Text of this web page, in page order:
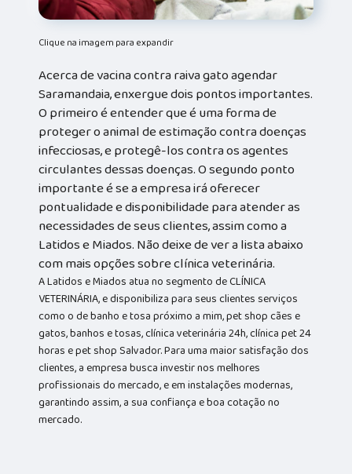
Clique na imagem para expandir
Acerca de vacina contra raiva gato agendar
Saramandaia, enxergue dois pontos importantes.
O primeiro é entender que é uma forma de
proteger o animal de estimação contra doenças
infecciosas, e protegê-los contra os agentes
circulantes dessas doenças. O segundo ponto
importante é se a empresa irá oferecer
pontualidade e disponibilidade para atender as
necessidades de seus clientes, assim como a
Latidos e Miados. Não deixe de ver a lista abaixo
com mais opções sobre clínica veterinária.
A Latidos e Miados atua no segmento de CLÍNICA
VETERINÁRIA, e disponibiliza para seus clientes serviços
como o de banho e tosa próximo a mim, pet shop cães e
gatos, banhos e tosas, clínica veterinária 24h, clínica pet 24
horas e pet shop Salvador. Para uma maior satisfação dos
clientes, a empresa busca investir nos melhores
profissionais do mercado, e em instalações modernas,
garantindo assim, a sua confiança e boa cotação no
mercado.